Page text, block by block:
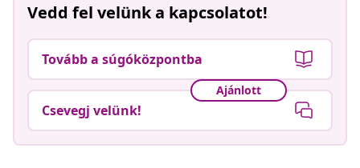
Vedd fel velünk a kapcsolatot!
Tovább a súgóközpontba
Ajánlott
Csevegj velünk!